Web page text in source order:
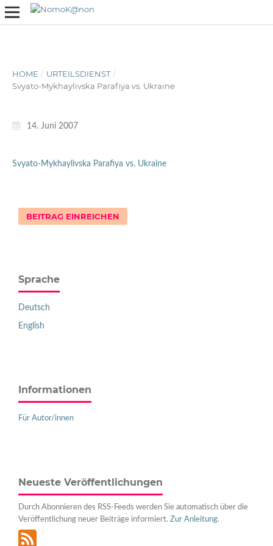
HOME / URTEILSDIENST /
Svyato-Mykhaylivska Parafiya vs. Ukraine
14. Juni 2007
Svyato-Mykhaylivska Parafiya vs. Ukraine
BEITRAG EINREICHEN
Sprache
Deutsch
English
Informationen
Für Autor/innen
Neueste Veröffentlichungen
Durch Abonnieren des RSS-Feeds werden Sie automatisch über die
Veröffentlichung neuer Beiträge informiert. Zur Anleitung.